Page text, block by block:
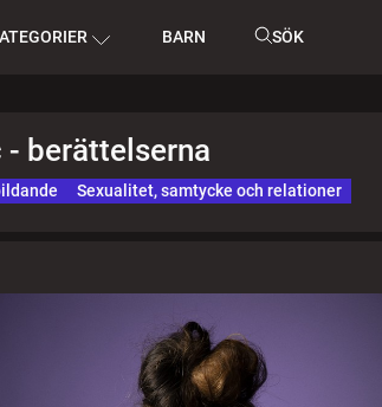
BARN SÖK
- berättelserna
Sexualitet, samtycke och relationer